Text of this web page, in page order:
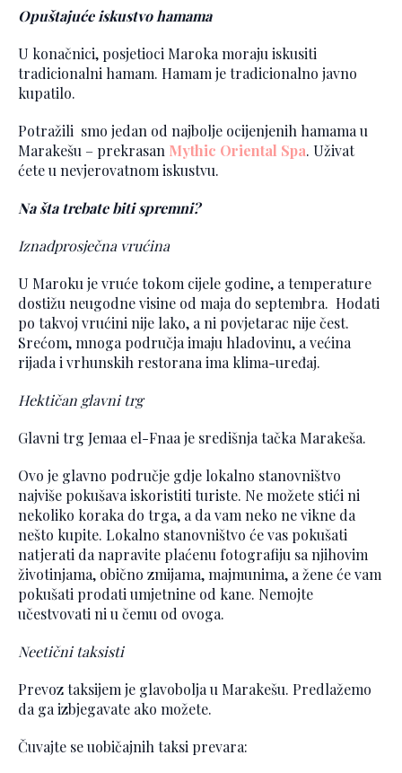
Opuštajuće iskustvo hamama
U konačnici, posjetioci Maroka moraju iskusiti
tradicionalni hamam. Hamam je tradicionalno javno
kupatilo.
Potražili smo jedan od najbolje ocijenjenih hamama u
Marakešu – prekrasan Mythic Oriental Spa. Uživat
ćete u nevjerovatnom iskustvu.
Na šta trebate biti spremni?
Iznadprosječna vrućina
U Maroku je vruće tokom cijele godine, a temperature
dostižu neugodne visine od maja do septembra. Hodati
po takvoj vrućini nije lako, a ni povjetarac nije čest.
Srećom, mnoga područja imaju hladovinu, a većina
rijada i vrhunskih restorana ima klima-uređaj.
Hektičan glavni trg
Glavni trg Jemaa el-Fnaa je središnja tačka Marakeša.
Ovo je glavno područje gdje lokalno stanovništvo
najviše pokušava iskoristiti turiste. Ne možete stići ni
nekoliko koraka do trga, a da vam neko ne vikne da
nešto kupite. Lokalno stanovništvo će vas pokušati
natjerati da napravite plaćenu fotografiju sa njihovim
životinjama, obično zmijama, majmunima, a žene će vam
pokušati prodati umjetnine od kane. Nemojte
učestvovati ni u čemu od ovoga.
Neetični taksisti
Prevoz taksijem je glavobolja u Marakešu. Predlažemo
da ga izbjegavate ako možete.
Čuvajte se uobičajnih taksi prevara: